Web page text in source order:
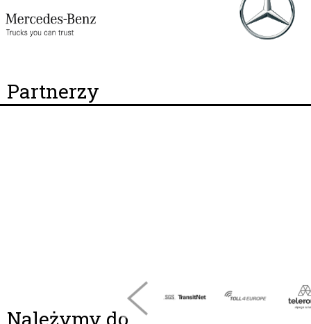
Partnerzy